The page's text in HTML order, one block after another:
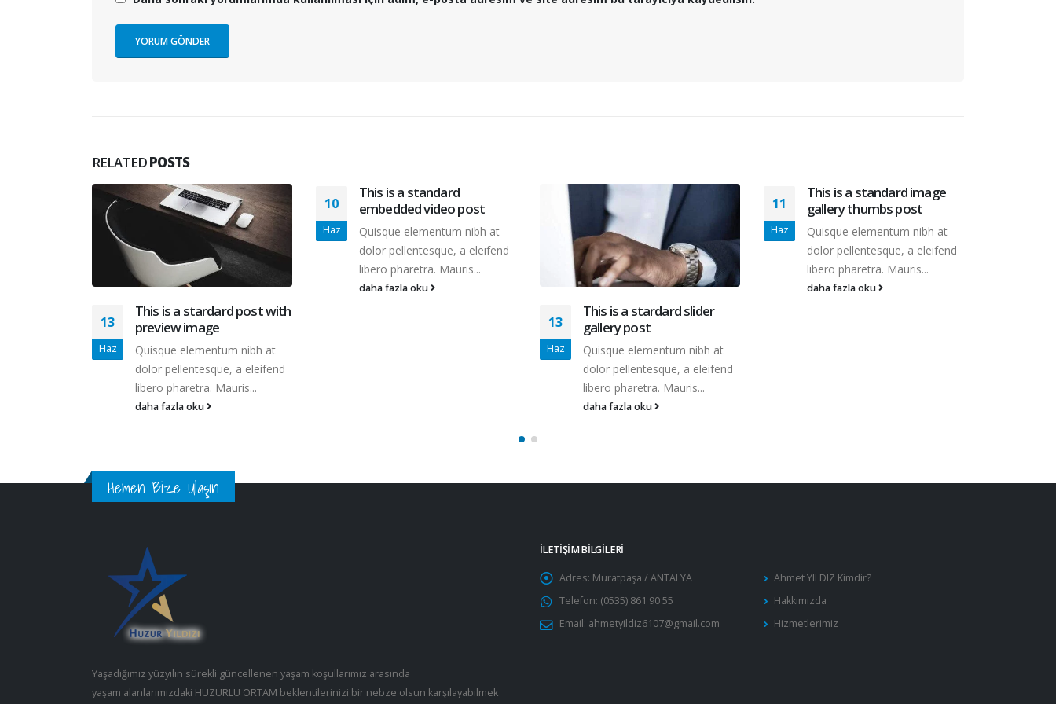
RELATEDPOSTS
13
Haz
This is a stardard post with
preview image
Quisque elementum nibh at
dolor pellentesque, a eleifend
libero pharetra. Mauris...
daha fazla oku
10
Haz
This is a standard
embedded video post
Quisque elementum nibh at
dolor pellentesque, a eleifend
libero pharetra. Mauris...
daha fazla oku
13
Haz
This is a stardard slider
gallery post
Quisque elementum nibh at
dolor pellentesque, a eleifend
libero pharetra. Mauris...
daha fazla oku
11
Haz
This is a standard image
gallery thumbs post
Quisque elementum nibh at
dolor pellentesque, a eleifend
libero pharetra. Mauris...
daha fazla oku
Hemen Bize Ulaşın
Yaşadığımız yüzyılın sürekli güncellenen yaşam koşullarımız arasında
yaşam alanlarımızdaki HUZURLU ORTAM beklentilerinizi bir nebze olsun karşılayabilmek
İLETİŞİM BİLGİLERİ
Adres: Muratpaşa / ANTALYA
Telefon: (0535) 861 90 55
Email: ahmetyildiz6107@gmail.com
Ahmet YILDIZ Kimdir?
Hakkımızda
Hizmetlerimiz